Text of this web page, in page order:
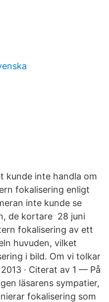
kunde inte handla om
fokalisering enligt
inte kunde se
de kortare 28 juni
fokalisering av ett
huvuden, vilket
i bild. Om vi tolkar
· Citerat av 1 — På
läsarens sympatier,
fokalisering som